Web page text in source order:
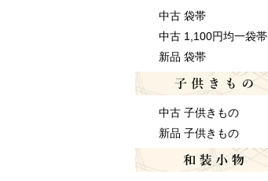
中古 袋帯
中古 1,100円均一袋帯
新品 袋帯
中古 子供きもの
新品 子供きもの